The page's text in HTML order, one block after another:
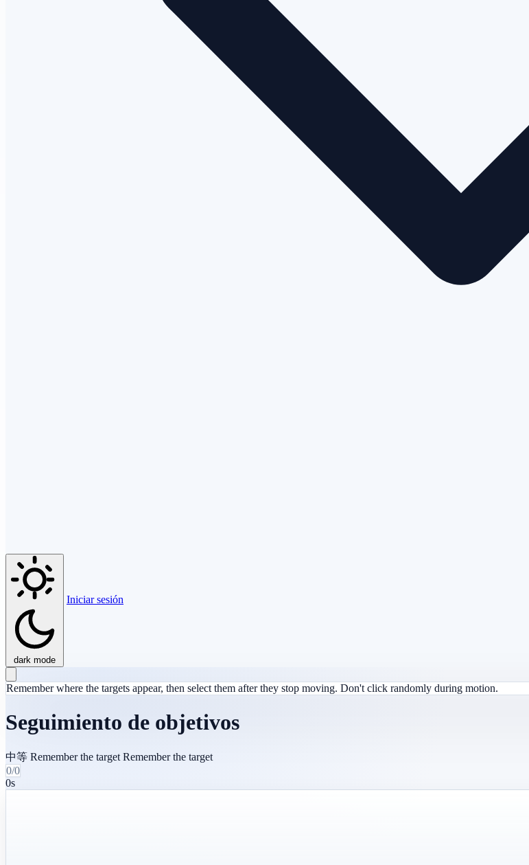
dark mode
Iniciar sesión
Remember where the targets appear, then select them after they stop moving. Don't click randomly during motion.
Seguimiento de objetivos
中等 Remember the target Remember the target
0/0
0s